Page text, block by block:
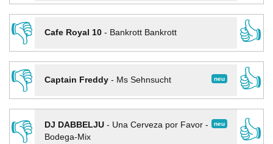
👎
Cafe Royal 10- Bankrott Bankrott
👍
👎
neu
Captain Freddy- Ms Sehnsucht
👍
👎
neu
DJ DABBELJU- Una Cerveza por Favor -
Bodega-Mix
👍